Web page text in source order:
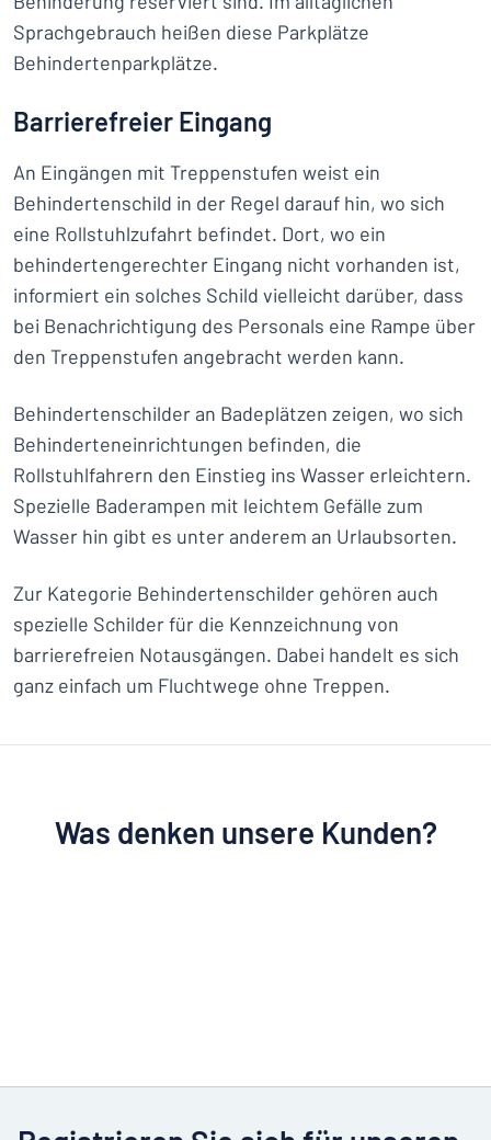
Sprachgebrauch heißen diese Parkplätze
Behindertenparkplätze.
Barrierefreier Eingang
An Eingängen mit Treppenstufen weist ein
Behindertenschild in der Regel darauf hin, wo sich
eine Rollstuhlzufahrt befindet. Dort, wo ein
behindertengerechter Eingang nicht vorhanden ist,
informiert ein solches Schild vielleicht darüber, dass
bei Benachrichtigung des Personals eine Rampe über
den Treppenstufen angebracht werden kann.
Behindertenschilder an Badeplätzen zeigen, wo sich
Behinderteneinrichtungen befinden, die
Rollstuhlfahrern den Einstieg ins Wasser erleichtern.
Spezielle Baderampen mit leichtem Gefälle zum
Wasser hin gibt es unter anderem an Urlaubsorten.
Zur Kategorie Behindertenschilder gehören auch
spezielle Schilder für die Kennzeichnung von
barrierefreien Notausgängen. Dabei handelt es sich
ganz einfach um Fluchtwege ohne Treppen.
Was denken unsere Kunden?